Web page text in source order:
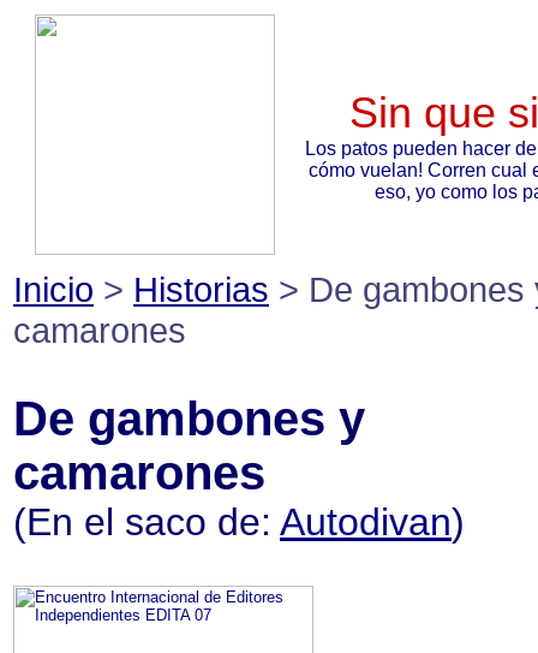
Sin que
Los patos pueden hacer
cómo vuelan! Corren cual
eso, yo como los
Inicio > Historias > De gambones
camarones
De gambones y
camarones
(En el saco de: Autodivan)